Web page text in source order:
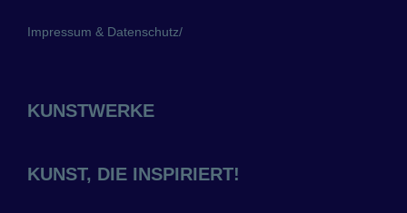
Impressum & Datenschutz/
KUNSTWERKE
KUNST, DIE INSPIRIERT!